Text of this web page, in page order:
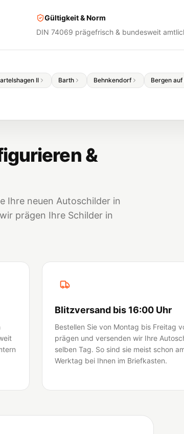
Gültigkeit & Norm
DIN 74069 prägefrisch & bundesweit
II Barth Behnkendorf
Bergen auf
&
Ihre neuen Autoschilder in
prägen Ihre Schilder in
Blitzversand bis 16:00 Uhr
Bestellen Sie von Montag bis Freitag
prägen und versenden wir Ihre
selben Tag. So sind sie meist schon
Werktag bei Ihnen im Briefkasten.